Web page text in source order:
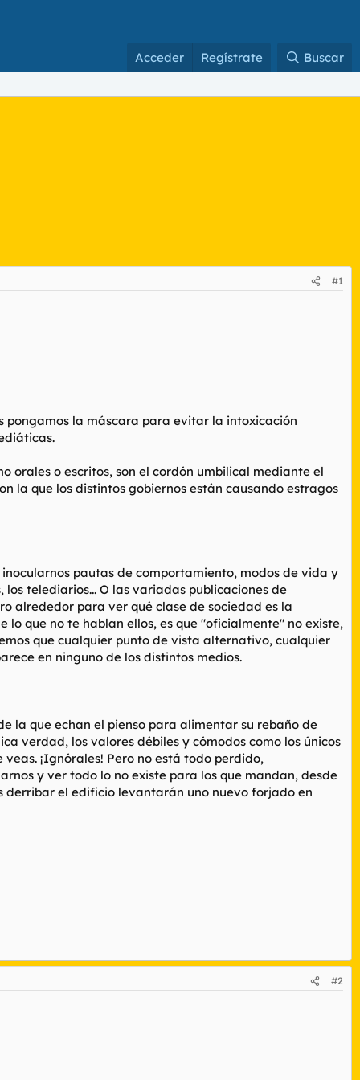
Acceder Regístrate Buscar
#1
pongamos la máscara para evitar la intoxicación
orales o escritos, son el cordón umbilical mediante el
la que los distintos gobiernos están causando estragos
pautas de comportamiento, modos de vida y
telediarios... O las variadas publicaciones de
alrededor para ver qué clase de sociedad es la
lo que no te hablan ellos, es que "oficialmente" no existe,
que cualquier punto de vista alternativo, cualquier
en ninguno de los distintos medios.
la que echan el pienso para alimentar su rebaño de
verdad, los valores débiles y cómodos como los únicos
veas. ¡Ignórales! Pero no está todo perdido,
y ver todo lo no existe para los que mandan, desde
derribar el edificio levantarán uno nuevo forjado en
#2